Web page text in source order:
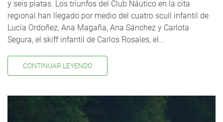
y seis platas. Los triunfos del Club Náutico en la cita
regional han llegado por medio del cuatro scull infantil de
Lucía Ordoñez, Ana Magaña, Ana Sánchez y Carlota
Segura, el skiff infantil de Carlos Rosales, el...
CONTINUAR LEYENDO